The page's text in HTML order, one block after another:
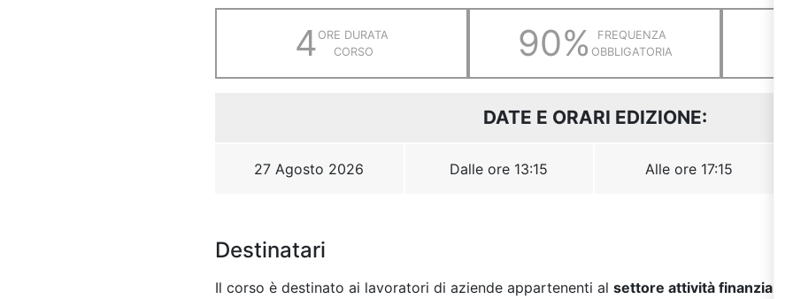
Destinatari
Il corso è destinato ai lavoratori di aziende appartenenti al settore attività